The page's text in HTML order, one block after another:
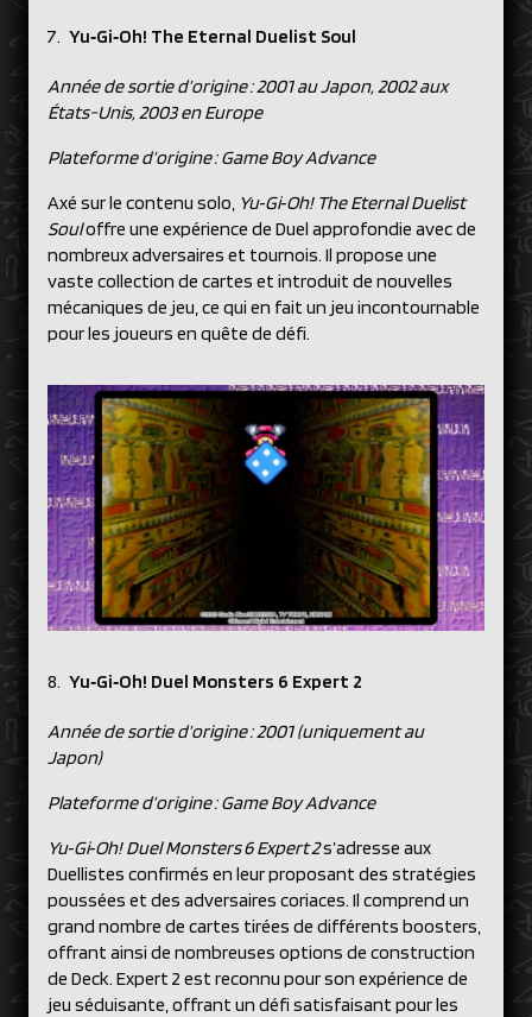
Yu‑Gi‑Oh! The Eternal Duelist Soul
Année de sortie d’origine : 2001 au Japon, 2002 aux
États-Unis, 2003 en Europe
Plateforme d’origine : Game Boy Advance
Axé sur le contenu solo, Yu‑Gi‑Oh! The Eternal Duelist
Souloffre une expérience de Duel approfondie avec de
nombreux adversaires et tournois. Il propose une
vaste collection de cartes et introduit de nouvelles
mécaniques de jeu, ce qui en fait un jeu incontournable
pour les joueurs en quête de défi.
Yu‑Gi‑Oh! Duel Monsters 6 Expert 2
Année de sortie d’origine : 2001 (uniquement au
Japon)
Plateforme d’origine : Game Boy Advance
Yu‑Gi‑Oh! Duel Monsters 6 Expert 2s’adresse aux
Duellistes confirmés en leur proposant des stratégies
poussées et des adversaires coriaces. Il comprend un
grand nombre de cartes tirées de différents boosters,
offrant ainsi de nombreuses options de construction
de Deck. Expert 2 est reconnu pour son expérience de
jeu séduisante, offrant un défi satisfaisant pour les